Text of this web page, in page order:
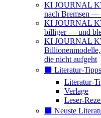
KI JOURNAL
nach Bremsen
KI JOURNAL
billiger — und
KI JOURNAL
Billionenmodelle,
die nicht aufgeht
⬛️ Literatur-Tipps
Literatur-
Verlage
Leser-
⬛️ Neuste